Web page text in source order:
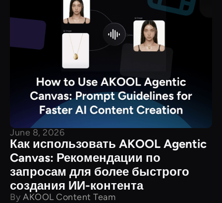
June 8, 2026
Как использовать AKOOL Agentic
Canvas: Рекомендации по
запросам для более быстрого
создания ИИ-контента
By AKOOL Content Team